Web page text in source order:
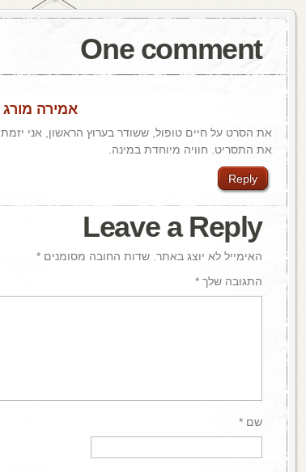
One comment
אמירה מורג
את הסרט על חיים טופול, ששודר בערוץ הראשון, אני
את התסריט. חוויה מיוחדת במינה.
Reply
Leave a Reply
האימייל לא יוצג באתר. שדות החובה מסומנים *
התגובה שלך *
שם *